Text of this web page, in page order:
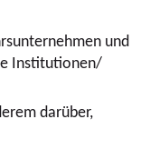
und
Institutionen/
darüber,